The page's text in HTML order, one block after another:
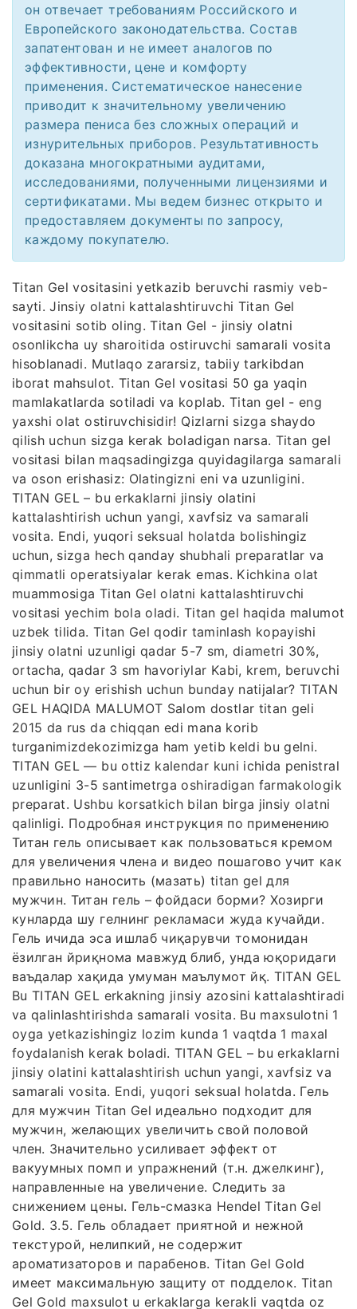
он отвечает требованиям Российского и
Европейского законодательства. Состав
запатентован и не имеет аналогов по
эффективности, цене и комфорту
применения. Систематическое нанесение
приводит к значительному увеличению
размера пениса без сложных операций и
изнурительных приборов. Результативность
доказана многократными аудитами,
исследованиями, полученными лицензиями и
сертификатами. Мы ведем бизнес открыто и
предоставляем документы по запросу,
каждому покупателю.
Titan Gel vositasini yetkazib beruvchi rasmiy veb-
sayti. Jinsiy olatni kattalashtiruvchi Titan Gel
vositasini sotib oling. Titan Gel - jinsiy olatni
osonlikcha uy sharoitida ostiruvchi samarali vosita
hisoblanadi. Mutlaqo zararsiz, tabiiy tarkibdan
iborat mahsulot. Titan Gel vositasi 50 ga yaqin
mamlakatlarda sotiladi va koplab. Titan gel - eng
yaxshi olat ostiruvchisidir! Qizlarni sizga shaydo
qilish uchun sizga kerak boladigan narsa. Titan gel
vositasi bilan maqsadingizga quyidagilarga samarali
va oson erishasiz: Olatingizni eni va uzunligini.
TITAN GEL – bu erkaklarni jinsiy olatini
kattalashtirish uchun yangi, xavfsiz va samarali
vosita. Endi, yuqori seksual holatda bolishingiz
uchun, sizga hech qanday shubhali preparatlar va
qimmatli operatsiyalar kerak emas. Kichkina olat
muammosiga Titan Gel olatni kattalashtiruvchi
vositasi yechim bola oladi. Titan gel haqida malumot
uzbek tilida. Titan Gel qodir taminlash kopayishi
jinsiy olatni uzunligi qadar 5-7 sm, diametri 30%,
ortacha, qadar 3 sm havoriylar Kabi, krem, beruvchi
uchun bir oy erishish uchun bunday natijalar? TITAN
GEL HAQIDA MALUMOT Salom dostlar titan geli
2015 da rus da chiqqan edi mana korib
turganimizdekozimizga ham yetib keldi bu gelni.
TITAN GEL — bu ottiz kalendar kuni ichida penistral
uzunligini 3-5 santimetrga oshiradigan farmakologik
preparat. Ushbu korsatkich bilan birga jinsiy olatni
qalinligi. Подробная инструкция по применению
Титан гель описывает как пользоваться кремом
для увеличения члена и видео пошагово учит как
правильно наносить (мазать) titan gel для
мужчин. Титан гель – фойдаси борми? Хозирги
кунларда шу гелнинг рекламаси жуда кучайди.
Гель ичида эса ишлаб чиқарувчи томонидан
ёзилган йриқнома мавжуд блиб, унда юқоридаги
ваъдалар хақида умуман маълумот йқ. TITAN GEL
Bu TITAN GEL erkakning jinsiy azosini kattalashtiradi
va qalinlashtirishda samarali vosita. Bu maxsulotni 1
oyga yetkazishingiz lozim kunda 1 vaqtda 1 maxal
foydalanish kerak boladi. TITAN GEL – bu erkaklarni
jinsiy olatini kattalashtirish uchun yangi, xavfsiz va
samarali vosita. Endi, yuqori seksual holatda. Гель
для мужчин Titan Gel идеально подходит для
мужчин, желающих увеличить свой половой
член. Значительно усиливает эффект от
вакуумных помп и упражнений (т.н. джелкинг),
направленные на увеличение. Следить за
снижением цены. Гель-смазка Hendel Titan Gel
Gold. 3.5. Гель обладает приятной и нежной
текстурой, нелипкий, не содержит
ароматизаторов и парабенов. Titan Gel Gold
имеет максимальную защиту от подделок. Titan
Gel Gold maxsulot u erkaklarga kerakli vaqtda oz